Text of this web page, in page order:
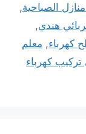
الصباحية,
هندي,
كهرباء, معلم
تركيب كهرباء